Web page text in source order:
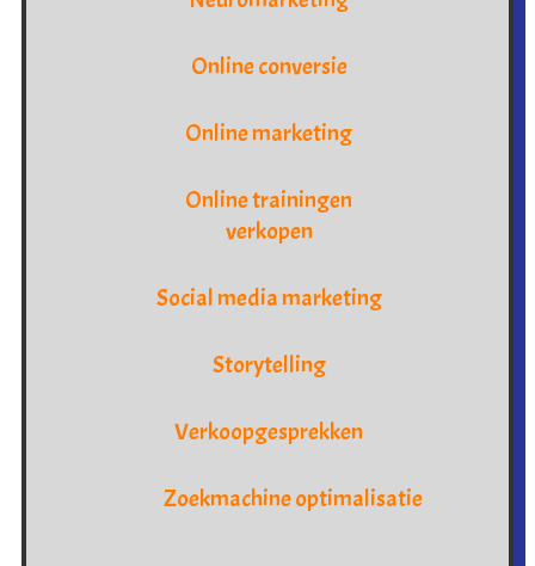
Online conversie
Online marketing
Online trainingen
verkopen
Social media marketing
Storytelling
Verkoopgesprekken
Zoekmachine optimalisatie